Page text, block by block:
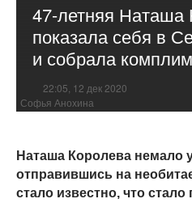
47-летняя Наташа
показала себя в
и собрала
22:05, 12 дек 2020
Софья Анохина
Наташа Королева немало
отправившись на
стало известно, что